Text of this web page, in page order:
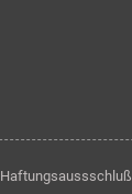
Haftungsaussschluß